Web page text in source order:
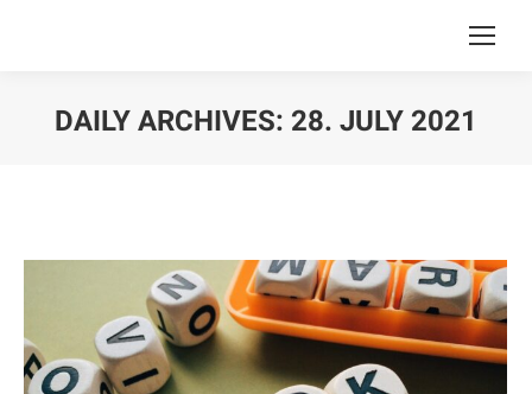
DAILY ARCHIVES: 28. JULY 2021